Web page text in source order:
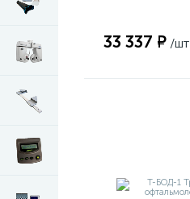
33 337 ₽ /шт